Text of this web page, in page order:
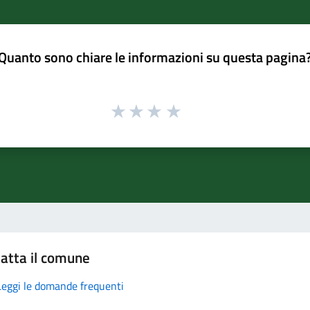
sono chiare le informazioni su questa
il comune
le domande frequenti